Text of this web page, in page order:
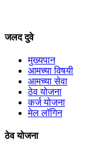
जलद दुवे
मुख्यपान
आमच्या विषयी
आमच्या सेवा
ठेव योजना
कर्ज योजना
मेल लॉगिन
ठेव योजना